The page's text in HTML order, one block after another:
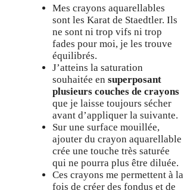
Mes crayons aquarellables
sont les Karat de Staedtler. Ils
ne sont ni trop vifs ni trop
fades pour moi, je les trouve
équilibrés.
J’atteins la saturation
souhaitée ensuperposant
plusieurs couches de crayons
que je laisse toujours sécher
avant d’appliquer la suivante.
Sur une surface mouillée,
ajouter du crayon aquarellable
crée une touche très saturée
qui ne pourra plus être diluée.
Ces crayons me permettent à la
fois de créer des fondus et de